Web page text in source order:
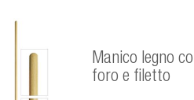
Manico legno
foro e filetto